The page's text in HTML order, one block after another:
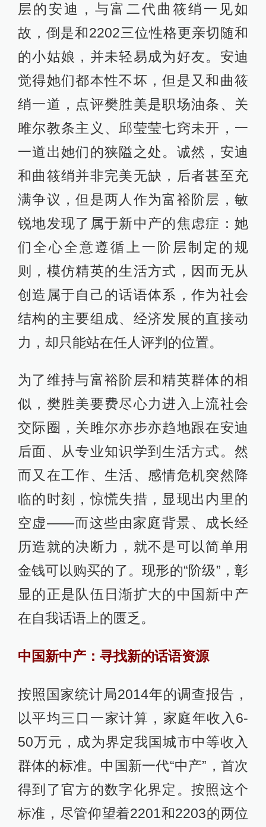
层的安迪，与富二代曲筱绡一见如
故，倒是和2202三位性格更亲切随和
的小姑娘，并未轻易成为好友。安迪
觉得她们都本性不坏，但是又和曲筱
绡一道，点评樊胜美是职场油条、关
雎尔教条主义、邱莹莹七窍未开，一
一道出她们的狭隘之处。诚然，安迪
和曲筱绡并非完美无缺，后者甚至充
满争议，但是两人作为富裕阶层，敏
锐地发现了属于新中产的焦虑症：她
们全心全意遵循上一阶层制定的规
则，模仿精英的生活方式，因而无从
创造属于自己的话语体系，作为社会
结构的主要组成、经济发展的直接动
力，却只能站在任人评判的位置。
为了维持与富裕阶层和精英群体的相
似，樊胜美要费尽心力进入上流社会
交际圈，关雎尔亦步亦趋地跟在安迪
后面、从专业知识学到生活方式。然
而又在工作、生活、感情危机突然降
临的时刻，惊慌失措，显现出内里的
空虚——而这些由家庭背景、成长经
历造就的决断力，就不是可以简单用
金钱可以购买的了。现形的“阶级”，彰
显的正是队伍日渐扩大的中国新中产
在自我话语上的匮乏。
中国新中产：寻找新的话语资源
按照国家统计局2014年的调查报告，
以平均三口一家计算，家庭年收入6-
50万元，成为界定我国城市中等收入
群体的标准。中国新一代“中产”，首次
得到了官方的数字化界定。按照这个
标准，尽管仰望着2201和2203的两位